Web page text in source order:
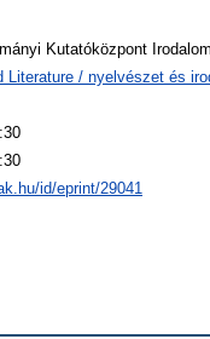
Kutatóközpont
Literature / nyelvészet és
id/eprint/29041